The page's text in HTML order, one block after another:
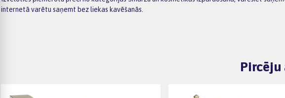
internetā varētu saņemt bez liekas kavēšanās.
Pircēju